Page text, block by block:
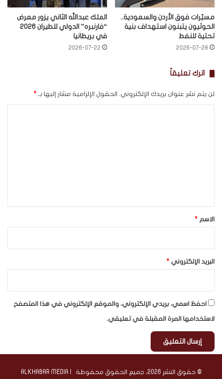
مسيّرات فوق الأردن والسعودية..
الحوثيون يتبنون استهداف بنية
تحتية للنفط
2026-07-28
الملك عبدالله الثاني يزور معرض
“فارنبره” الدولي للطيران 2026
في بريطانيا
2026-07-22
اترك تعليقاً
لن يتم نشر عنوان بريدك الإلكتروني. الحقول الإلزامية مشار إليها بـ *
*الاسم *
البريد الإلكتروني *
احفظ اسمي، بريدي الإلكتروني، والموقع الإلكتروني في هذا المتصفح
لاستخدامها المرة المقبلة في تعليقي.
© حقوق النشر 2026، جميع الحقوق محفوظة | ALKHABAR MEDIA